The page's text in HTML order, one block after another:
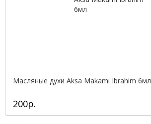
Масляные духи Aksa Makami Ibrahim 6мл
200р.